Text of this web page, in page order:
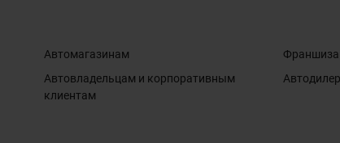
Автомагазинам
Автовладельцам и корпоративным
клиентам
Франшиза